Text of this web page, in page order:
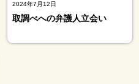
2024年7月12日
取調べへの弁護人立会い